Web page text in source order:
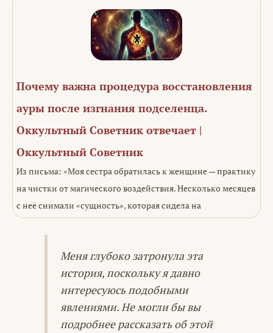
Почему важна процедура восстановления
ауры после изгнания подселенца.
Оккультный Советник отвечает |
Оккультный Советник
Из письма: «Моя сестра обратилась к женщине — практику
на чистки от магического воздействия. Несколько месяцев
с неё снимали «сущность», которая сидела на
Меня глубоко затронула эта
история, поскольку я давно
интересуюсь подобными
явлениями. Не могли бы вы
подробнее рассказать об этой